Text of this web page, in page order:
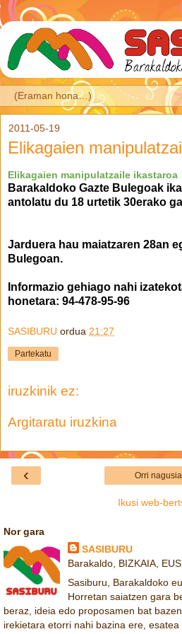
2011-05-19
Elikagaien
Elikagaien manipulatzaile ikastaroa
Barakaldoko Gazte Bulegoak
antolatu du 18 urtetik 30erako
Jarduera hau maiatzaren 28an
Bulegoan.
Informazio gehiago nahi
honetara: 94-478-95-96
SASIBURU ordua 21:27
Partekatu
iruzkinik ez:
Argitaratu iruzkina
‹ Orri nagusia
Ikusi web-
Nor gara
SASIBURU
Barakaldo, BIZKAIA,
Sasiburu, Barakaldoko
Horretan saiatzen gara
beraz, ideia edo proposamen bat
irekietara etorri nahi bazina ere, esatea